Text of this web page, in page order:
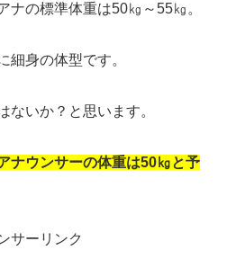
ナの標準体重は50㎏～55㎏。
細身の体型です。
ないか？と思います。
ナウンサーの体重は50㎏と予
サーリンク